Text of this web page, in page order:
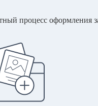
процесс оформления